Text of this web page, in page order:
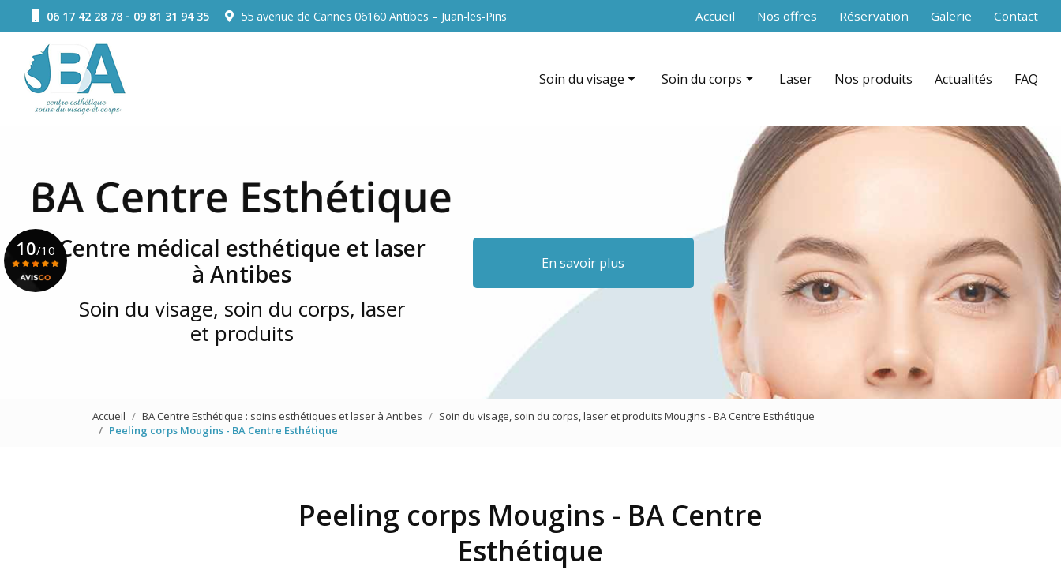
contenu
principal
06 17 42 28 78- 09 81 31 94 35 55 avenue de Cannes 06160 Antibes – Juan-les-Pins Navigation secondaire
Accueil Nos offres Réservation Galerie Contact
Soin du visage
EndyMed intensif (radiofréquence aiguilles)
Radiofréquence du visage
La microdermabrasion
Mésothérapie virtuelle du visage
Traitement des yeux
Jet Peel
Soin du corps
EndyMed RF Shaper contouring par zone
La cavitation + infrarouge par zone
Radiofréquence par zone
Vacuum celludrain CelluDrain™ par zone
Peeling du corps
Laser Nos produits Actualités FAQ
Centre médical esthétique et laser
à Antibes
Soin du visage, soin du corps, laser
et produits
En savoir plus
10/10
Accueil BA Centre Esthétique : soins esthétiques et laser à Antibes
Soin du visage, soin du corps, laser et produits Mougins - BA Centre Esthétique
Peeling corps Mougins - BA Centre Esthétique
Peeling corps Mougins - BA Centre
Esthétique